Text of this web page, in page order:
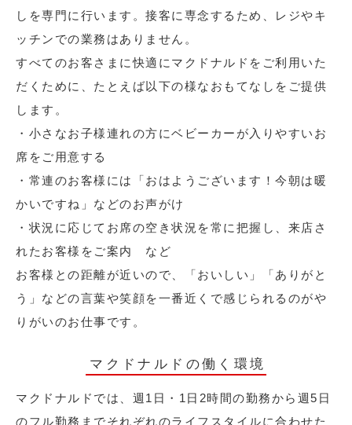
しを専門に行います。接客に専念するため、レジやキ
ッチンでの業務はありません。
すべてのお客さまに快適にマクドナルドをご利用いた
だくために、たとえば以下の様なおもてなしをご提供
します。
・小さなお子様連れの方にベビーカーが入りやすいお
席をご用意する
・常連のお客様には「おはようございます！今朝は暖
かいですね」などのお声がけ
・状況に応じてお席の空き状況を常に把握し、来店さ
れたお客様をご案内 など
お客様との距離が近いので、「おいしい」「ありがと
う」などの言葉や笑顔を一番近くで感じられるのがや
りがいのお仕事です。
マクドナルドの働く環境
マクドナルドでは、週1日・1日2時間の勤務から週5日
のフル勤務までそれぞれのライフスタイルに合わせた